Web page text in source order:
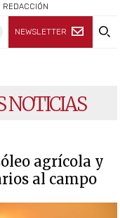
REDACCIÓN
NEWSLETTER
NOTICIAS
agrícola y
al campo